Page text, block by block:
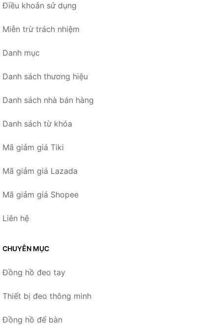
Điều khoản sử dụng
Miễn trừ trách nhiệm
Danh mục
Danh sách thương hiệu
Danh sách nhà bán hàng
Danh sách từ khóa
Mã giảm giá Tiki
Mã giảm giá Lazada
Mã giảm giá Shopee
Liên hệ
CHUYÊN MỤC
Đồng hồ đeo tay
Thiết bị đeo thông minh
Đồng hồ để bàn